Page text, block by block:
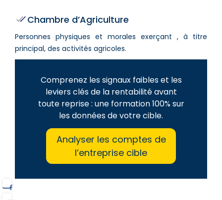
Chambre d’Agriculture
Personnes physiques et morales exerçant , à titre
principal, des activités agricoles.
Comprenez les signaux faibles et les
leviers clés de la rentabilité avant
toute reprise : une formation 100% sur
les données de votre cible.
Analyser les comptes de
l’entreprise cible